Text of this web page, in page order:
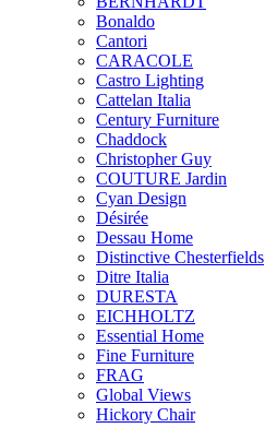
Bonaldo
Cantori
CARACOLE
Castro Lighting
Cattelan Italia
Century Furniture
Chaddock
Christopher Guy
COUTURE Jardin
Cyan Design
Désirée
Dessau Home
Distinctive Chesterfields
Ditre Italia
DURESTA
EICHHOLTZ
Essential Home
Fine Furniture
FRAG
Global Views
Hickory Chair